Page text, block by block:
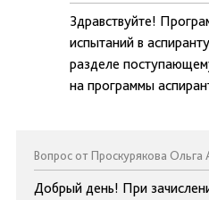
Здравствуйте!
испытаний в
разделе
на программы
Вопрос от Проскурякова Ольга
Добрый день! При